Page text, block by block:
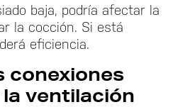
baja, podría afectar la
la cocción. Si está
eficiencia.
conexiones
ventilación